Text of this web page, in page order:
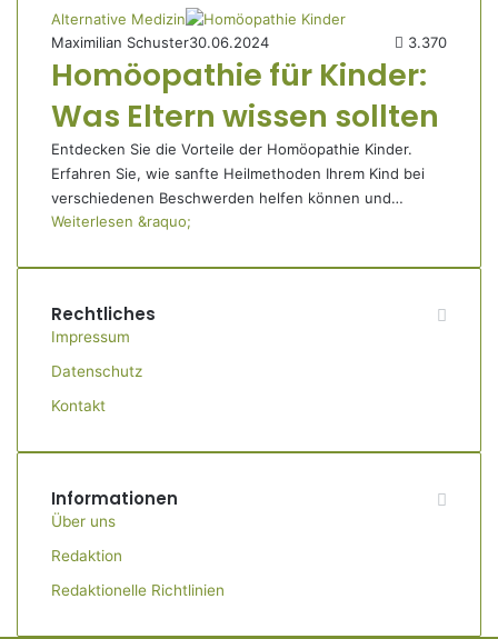
Alternative Medizin
Maximilian Schuster30.06.2024 3.370
Homöopathie für Kinder:
Was Eltern wissen sollten
Entdecken Sie die Vorteile der Homöopathie Kinder.
Erfahren Sie, wie sanfte Heilmethoden Ihrem Kind bei
verschiedenen Beschwerden helfen können und…
Weiterlesen &raquo;
Rechtliches
Impressum
Datenschutz
Kontakt
Informationen
Über uns
Redaktion
Redaktionelle Richtlinien